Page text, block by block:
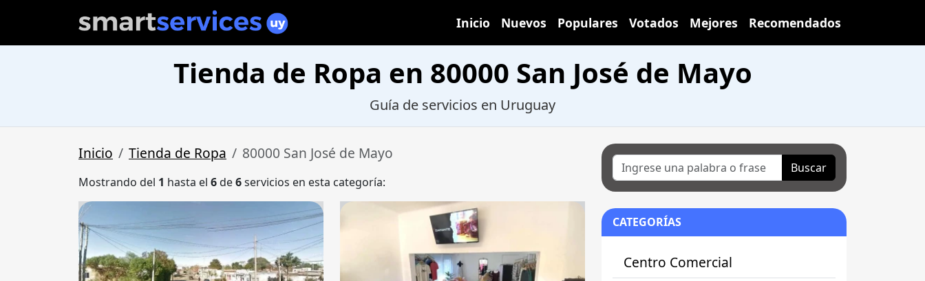
Inicio Nuevos Populares Votados Mejores Recomendados
Tienda de Ropa en 80000 San José de Mayo
Guía de servicios en Uruguay
Inicio Tienda de Ropa 80000 San José de Mayo
Mostrando del 1 hasta el 6de6servicios en esta categoría:
Buscar
CATEGORÍAS
Centro Comercial